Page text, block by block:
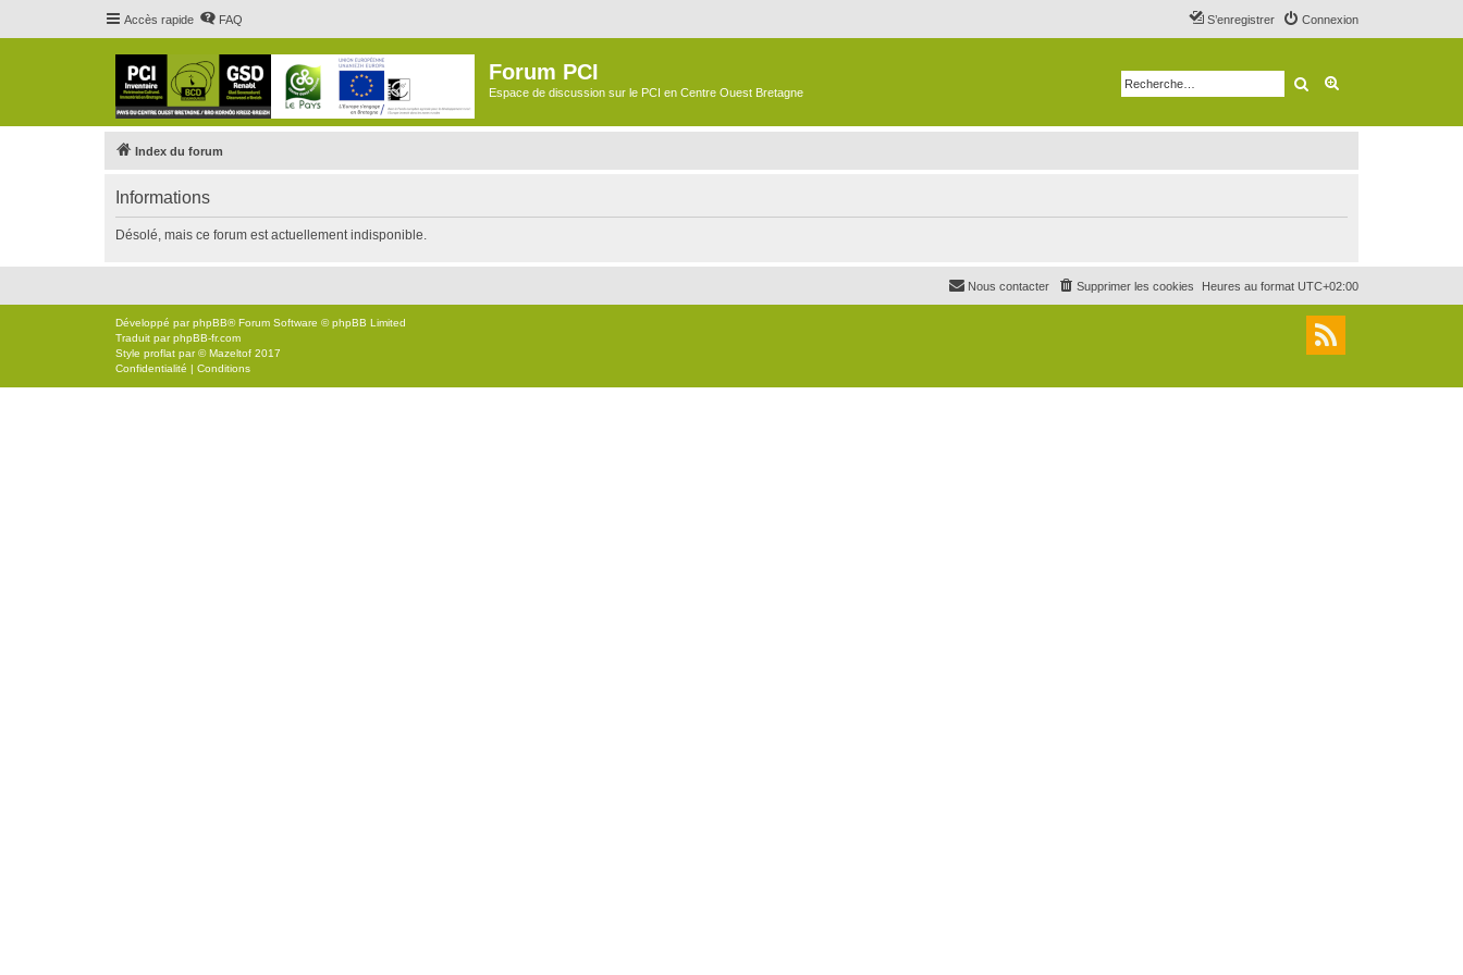
Accès rapide FAQ Connexion
S’enregistrer
Forum PCI
Espace de discussion sur le PCI en Centre Ouest Bretagne Rechercher
Index du forum
Informations
Désolé, mais ce forum est actuellement indisponible.
Heures au format UTC+02:00
Supprimer les cookies
Nous contacter
Développé parphpBB® Forum Software © phpBB Limited
Traduit parphpBB-fr.com
Style proflat par ©Mazeltof 2017
Confidentialité | Conditions